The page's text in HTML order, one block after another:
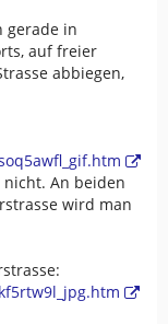
gerade in
auf freier
abbiegen,
An beiden
wird man